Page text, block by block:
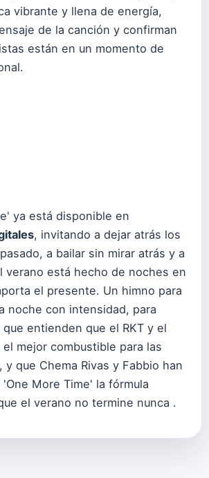
vibrante y llena de energía,
de la canción y confirman
están en un momento de
ya está disponible en
, invitando a dejar atrás los
a bailar sin mirar atrás y a
verano está hecho de noches en
el presente. Un himno para
noche con intensidad, para
entienden que el RKT y el
mejor combustible para las
y que Chema Rivas y Fabbio han
More Time' la fórmula
el verano no termine nunca .